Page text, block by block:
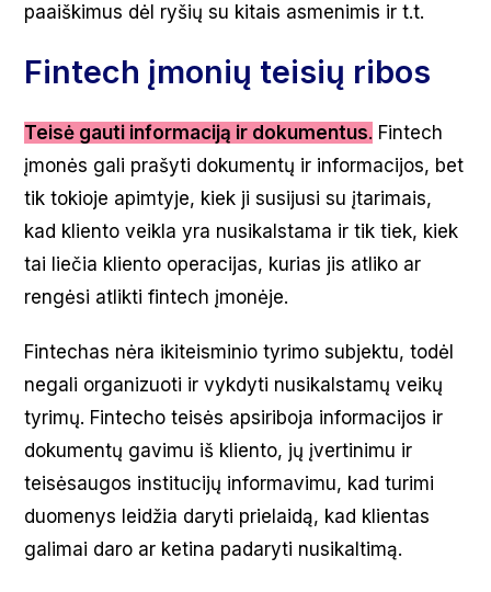
paaiškimus dėl ryšių su kitais asmenimis ir t.t.
Fintech įmonių teisių ribos
Teisė gauti informaciją ir dokumentus. Fintech
įmonės gali prašyti dokumentų ir informacijos, bet
tik tokioje apimtyje, kiek ji susijusi su įtarimais,
kad kliento veikla yra nusikalstama ir tik tiek, kiek
tai liečia kliento operacijas, kurias jis atliko ar
rengėsi atlikti fintech įmonėje.
Fintechas nėra ikiteisminio tyrimo subjektu, todėl
negali organizuoti ir vykdyti nusikalstamų veikų
tyrimų. Fintecho teisės apsiriboja informacijos ir
dokumentų gavimu iš kliento, jų įvertinimu ir
teisėsaugos institucijų informavimu, kad turimi
duomenys leidžia daryti prielaidą, kad klientas
galimai daro ar ketina padaryti nusikaltimą.